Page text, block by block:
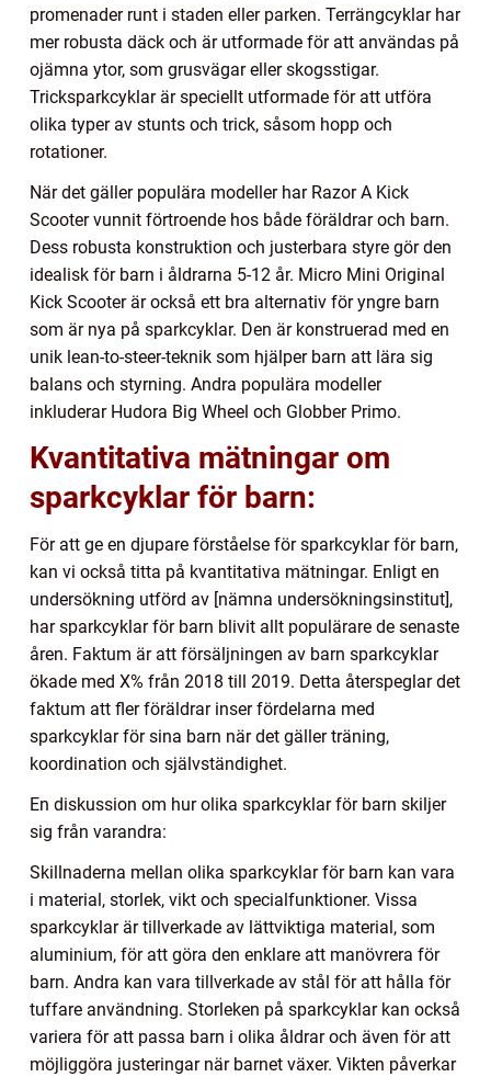
promenader runt i staden eller parken. Terrängcyklar har
mer robusta däck och är utformade för att användas på
ojämna ytor, som grusvägar eller skogsstigar.
Tricksparkcyklar är speciellt utformade för att utföra
olika typer av stunts och trick, såsom hopp och
rotationer.
När det gäller populära modeller har Razor A Kick
Scooter vunnit förtroende hos både föräldrar och barn.
Dess robusta konstruktion och justerbara styre gör den
idealisk för barn i åldrarna 5-12 år. Micro Mini Original
Kick Scooter är också ett bra alternativ för yngre barn
som är nya på sparkcyklar. Den är konstruerad med en
unik lean-to-steer-teknik som hjälper barn att lära sig
balans och styrning. Andra populära modeller
inkluderar Hudora Big Wheel och Globber Primo.
Kvantitativa mätningar om
sparkcyklar för barn:
För att ge en djupare förståelse för sparkcyklar för barn,
kan vi också titta på kvantitativa mätningar. Enligt en
undersökning utförd av [nämna undersökningsinstitut],
har sparkcyklar för barn blivit allt populärare de senaste
åren. Faktum är att försäljningen av barn sparkcyklar
ökade med X% från 2018 till 2019. Detta återspeglar det
faktum att fler föräldrar inser fördelarna med
sparkcyklar för sina barn när det gäller träning,
koordination och självständighet.
En diskussion om hur olika sparkcyklar för barn skiljer
sig från varandra:
Skillnaderna mellan olika sparkcyklar för barn kan vara
i material, storlek, vikt och specialfunktioner. Vissa
sparkcyklar är tillverkade av lättviktiga material, som
aluminium, för att göra den enklare att manövrera för
barn. Andra kan vara tillverkade av stål för att hålla för
tuffare användning. Storleken på sparkcyklar kan också
variera för att passa barn i olika åldrar och även för att
möjliggöra justeringar när barnet växer. Vikten påverkar